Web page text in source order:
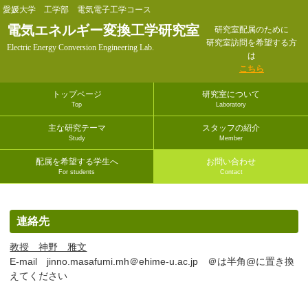
愛媛大学 工学部 電気電子工学コース
電気エネルギー変換工学研究室
Electric Energy Conversion Engineering Lab.
研究室配属のために
研究室訪問を希望する方
は
こちら
トップページ
Top
研究室について
Laboratory
主な研究テーマ
Study
スタッフの紹介
Member
配属を希望する学生へ
For students
お問い合わせ
Contact
連絡先
教授 神野 雅文
E-mail jinno.masafumi.mh＠ehime-u.ac.jp ＠は半角@に置き換
えてください